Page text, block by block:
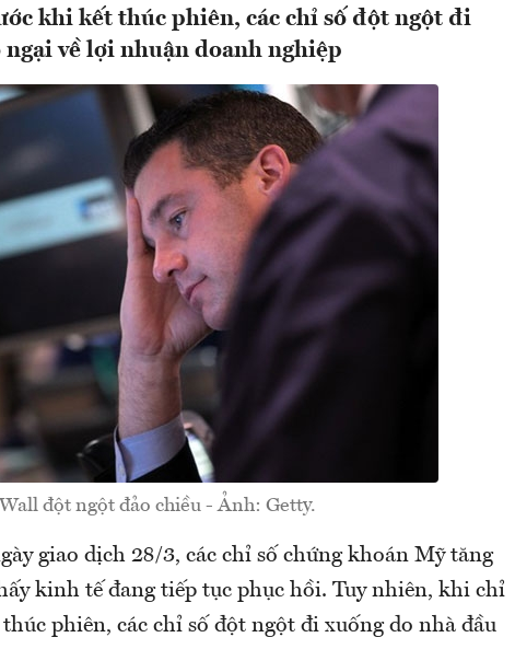
khi kết thúc phiên, các chỉ số đột ngột đi
về lợi nhuận doanh nghiệp
đột ngột đảo chiều - Ảnh: Getty.
giao dịch 28/3, các chỉ số chứng khoán Mỹ tăng
kinh tế đang tiếp tục phục hồi. Tuy nhiên, khi chỉ
phiên, các chỉ số đột ngột đi xuống do nhà đầu